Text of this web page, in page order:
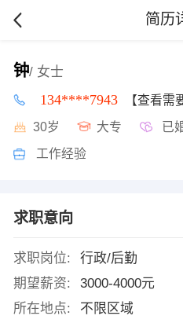
简历
钟/ 女士
134****7943 【查看需
30岁 大专 已
工作经验
求职意向
求职岗位:
行政/后勤
期望薪资:
3000-4000元
所在地点:
不限区域